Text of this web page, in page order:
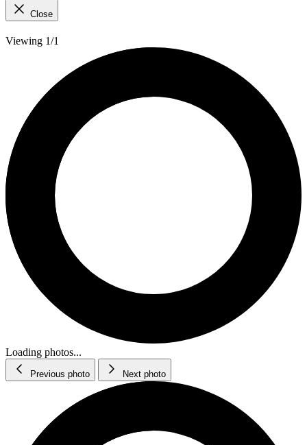
Close
Viewing 1/1
Loading photos...
Previous photo Next photo